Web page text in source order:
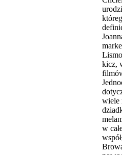
kicz,
wiele
w